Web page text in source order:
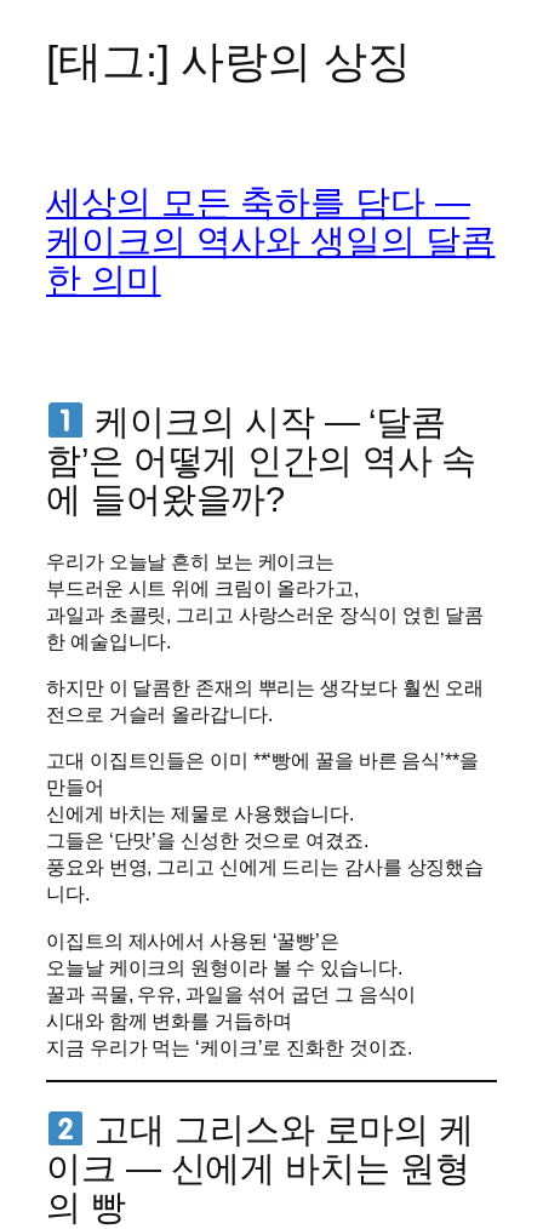
[태그:] 사랑의 상징
세상의 모든 축하를 담다 —
케이크의 역사와 생일의 달콤
한 의미
케이크의 시작 — ‘달콤
함’은 어떻게 인간의 역사 속
에 들어왔을까?
우리가 오늘날 흔히 보는 케이크는
부드러운 시트 위에 크림이 올라가고,
과일과 초콜릿, 그리고 사랑스러운 장식이 얹힌 달콤
한 예술입니다.
하지만 이 달콤한 존재의 뿌리는 생각보다 훨씬 오래
전으로 거슬러 올라갑니다.
고대 이집트인들은 이미 **‘빵에 꿀을 바른 음식’**을
만들어
신에게 바치는 제물로 사용했습니다.
그들은 ‘단맛’을 신성한 것으로 여겼죠.
풍요와 번영, 그리고 신에게 드리는 감사를 상징했습
니다.
이집트의 제사에서 사용된 ‘꿀빵’은
오늘날 케이크의 원형이라 볼 수 있습니다.
꿀과 곡물, 우유, 과일을 섞어 굽던 그 음식이
시대와 함께 변화를 거듭하며
지금 우리가 먹는 ‘케이크’로 진화한 것이죠.
고대 그리스와 로마의 케
이크 — 신에게 바치는 원형
의 빵